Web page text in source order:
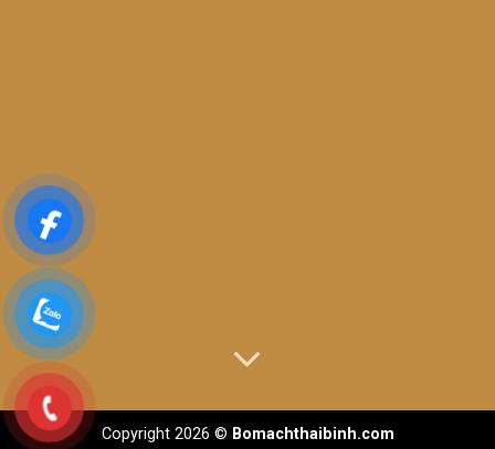
Copyright 2026 © Bomachthaibinh.com